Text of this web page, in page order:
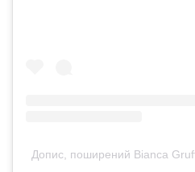
Допис, поширений Bianca